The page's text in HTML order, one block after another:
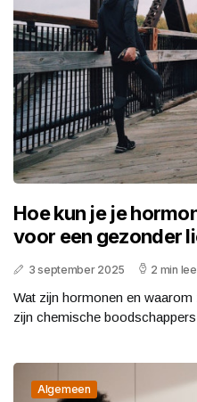
Hoe kun je je
voor een gezonder
3 september 2025 2 min
Wat zijn hormonen en
zijn chemische
Algemeen